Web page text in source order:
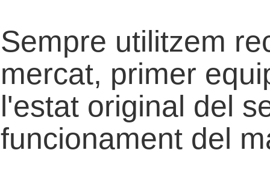
Sempre utilitzem
mercat, primer
l'estat original del
funcionament del